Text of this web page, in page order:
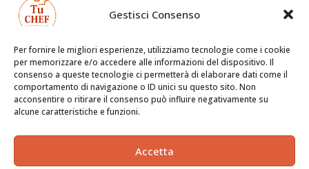
Gestisci Consenso
Per fornire le migliori esperienze, utilizziamo tecnologie come i cookie
per memorizzare e/o accedere alle informazioni del dispositivo. Il
consenso a queste tecnologie ci permetterà di elaborare dati come il
comportamento di navigazione o ID unici su questo sito. Non
acconsentire o ritirare il consenso può influire negativamente su
alcune caratteristiche e funzioni.
Accetta
Informazioni sul sito
Cookies Policy